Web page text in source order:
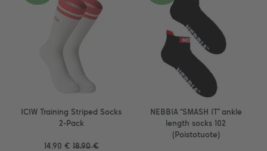
ICIW Training Striped Socks
2-Pack
14.90 € 18.90 €
NEBBIA “SMASH IT” ankle
length socks 102
(Poistotuote)